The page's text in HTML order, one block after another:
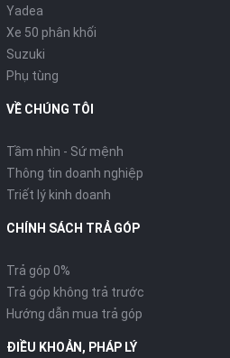
Yadea
Xe 50 phân khối
Suzuki
Phụ tùng
VỀ CHÚNG TÔI
Tầm nhìn - Sứ mệnh
Thông tin doanh nghiệp
Triết lý kinh doanh
CHÍNH SÁCH TRẢ GÓP
Trả góp 0%
Trả góp không trả trước
Hướng dẫn mua trả góp
ĐIỀU KHOẢN, PHÁP LÝ